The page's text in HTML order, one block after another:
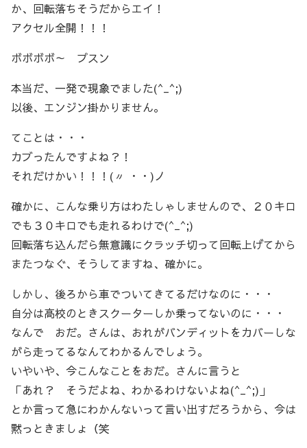
か、回転落ちそうだからエイ！
アクセル全開！！！
ボボボボ～ プスン
本当だ、一発で現象でました(^_^;)
以後、エンジン掛かりません。
てことは・・・
カブったんですよね？！
それだけかい！！！(〃 ・・)ノ
確かに、こんな乗り方はわたしゃしませんので、２０キロ
でも３０キロでも走れるわけで(^_^;)
回転落ち込んだら無意識にクラッチ切って回転上げてから
またつなぐ、そうしてますね、確かに。
しかし、後ろから車でついてきてるだけなのに・・・
自分は高校のときスクーターしか乗ってないのに・・・
なんで おだ。さんは、おれがバンディットをカバーしな
がら走ってるなんてわかるんでしょう。
いやいや、今こんなことをおだ。さんに言うと
「あれ？ そうだよね、わかるわけないよね(^_^;)」
とか言って急にわかんないって言い出すだろうから、今は
黙っときましょ（笑